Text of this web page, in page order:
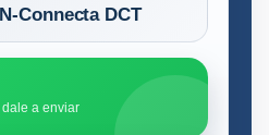
Connecta DCT
dale a enviar